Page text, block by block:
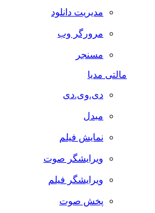
مدیریت دانلود
مرورگر وب
مسنجر
مالتی مدیا
دی.وی.دی
مبدل
نمایش فیلم
ویرایشگر صوت
ویرایشگر فیلم
پخش صوت